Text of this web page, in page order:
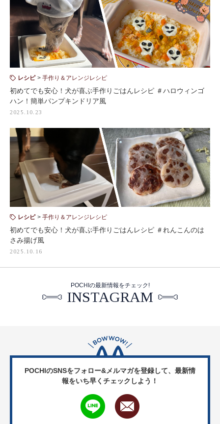
レシピ 手作り＆アレンジレシピ
初めてでも安心！犬が喜ぶ手作りごはんレシピ ＃ハロウィンゴ
ハン！簡単パンプキンドリア風
2025.10.23
レシピ 手作り＆アレンジレシピ
初めてでも安心！犬が喜ぶ手作りごはんレシピ ＃れんこんのは
さみ揚げ風
2025.10.16
POCHIの最新情報をチェック!
INSTAGRAM
POCHIのSNSをフォロー&メルマガを登録して、 最新情
報をいち早くチェックしよう！